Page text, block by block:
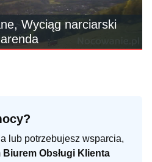
Wyciąg narciarski
lub potrzebujesz wsparcia,
Biurem Obsługi Klienta